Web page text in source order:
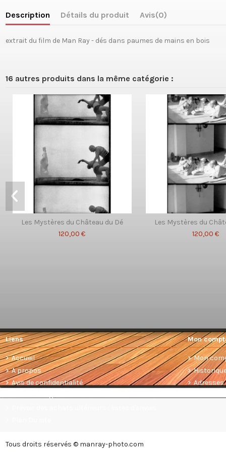
Description Détails du produit Avis(0)
extrait du film de Man Ray - dés dans paumes de mains en bois
16 autres produits dans la même catégorie :
Les Mystères du Château du Dé
120,00 €
Les Mystères du
120,00 €
Liens
Accueil
A propos
Avis de confidentialité
Mon
Mon
Adresses
Tous droits réservés © manray-photo.com